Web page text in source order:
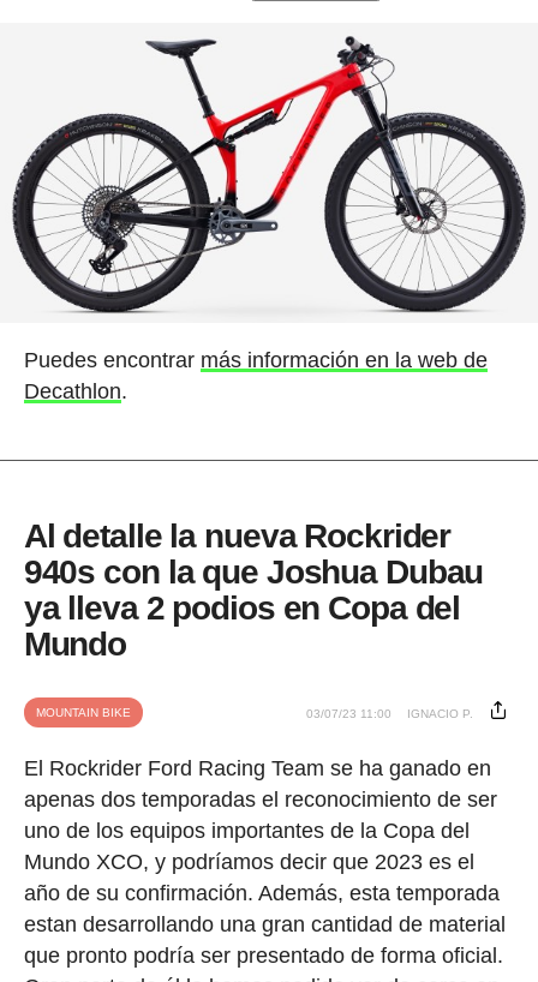
Puedes encontrar más información en la web de
Decathlon.
Al detalle la nueva Rockrider
940s con la que Joshua Dubau
ya lleva 2 podios en Copa del
Mundo
MOUNTAIN BIKE 03/07/23 11:00 IGNACIO P.
El Rockrider Ford Racing Team se ha ganado en
apenas dos temporadas el reconocimiento de ser
uno de los equipos importantes de la Copa del
Mundo XCO, y podríamos decir que 2023 es el
año de su confirmación. Además, esta temporada
estan desarrollando una gran cantidad de material
que pronto podría ser presentado de forma oficial.